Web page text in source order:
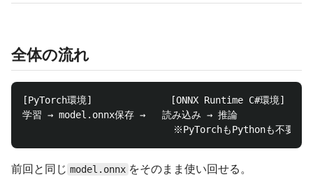
全体の流れ
[PyTorch環境]              [ONNX Runtime C#環境]
学習 → model.onnx保存 →   読み込み → 推論
前回と同じ model.onnx をそのまま使い回せる。